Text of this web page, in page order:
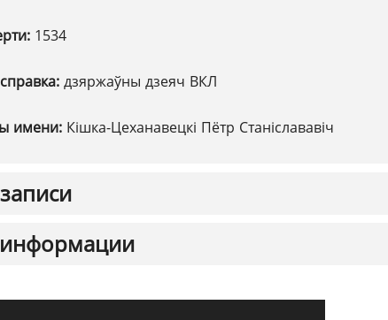
1534
дзяржаўны дзеяч ВКЛ
имени: Кішка-Цеханавецкі Пётр Станіслававіч